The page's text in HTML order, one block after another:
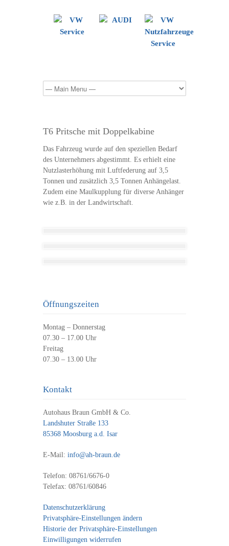
T6 Pritsche mit Doppelkabine
Das Fahrzeug wurde auf den speziellen Bedarf
des Unternehmers abgestimmt. Es erhielt eine
Nutzlasterhöhung mit Luftfederung auf 3,5
Tonnen und zusätzlich 3,5 Tonnen Anhängelast.
Zudem eine Maulkupplung für diverse Anhänger
wie z.B. in der Landwirtschaft.
Öffnungszeiten
Montag – Donnerstag
07.30 – 17.00 Uhr
Freitag
07.30 – 13.00 Uhr
Kontakt
Autohaus Braun GmbH & Co.
Landshuter Straße 133
85368 Moosburg a.d. Isar
E-Mail: info@ah-braun.de
Telefon: 08761/6676-0
Telefax: 08761/60846
Datenschutzerklärung
Privatsphäre-Einstellungen ändern
Historie der Privatsphäre-Einstellungen
Einwilligungen widerrufen